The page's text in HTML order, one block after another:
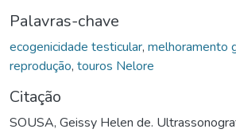
Palavras-chave
ecogenicidade testicular, melhoramento
reprodução, touros Nelore
Citação
SOUSA, Geissy Helen de.